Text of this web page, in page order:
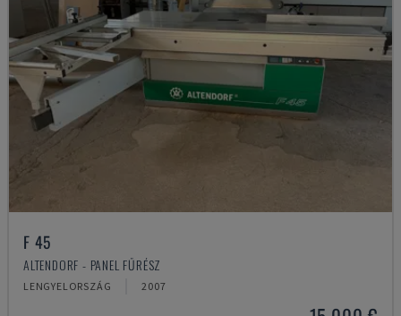
F 45
ALTENDORF - PANEL FŰRÉSZ
LENGYELORSZÁG 2007